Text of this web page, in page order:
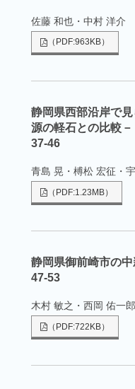
佐藤 和也・中村 洋介
（PDF:963KB）
静岡県西部沿岸で
源の軽石との比較－
37-46
青島 晃・榑松 宏征・
（PDF:1.23MB）
静岡県御前崎市の
47-53
木村 敏之・西岡 佑一郎
（PDF:722KB）